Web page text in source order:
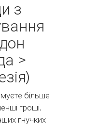
з
>
більше
гроші.
гнучких